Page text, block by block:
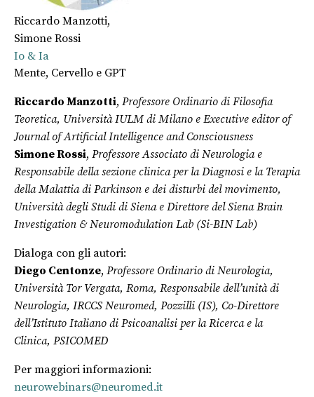
Riccardo Manzotti,
Simone Rossi
Io & Ia
Mente, Cervello e GPT
Riccardo Manzotti, Professore Ordinario di Filosofia
Teoretica, Università IULM di Milano e Executive editor of
Journal of Artificial Intelligence and Consciousness
Simone Rossi, Professore Associato di Neurologia e
Responsabile della sezione clinica per la Diagnosi e la Terapia
della Malattia di Parkinson e dei disturbi del movimento,
Università degli Studi di Siena e Direttore del Siena Brain
Investigation & Neuromodulation Lab (Si-BIN Lab)
Dialoga con gli autori:
Diego Centonze, Professore Ordinario di Neurologia,
Università Tor Vergata, Roma, Responsabile dell’unità di
Neurologia, IRCCS Neuromed, Pozzilli (IS), Co-Direttore
dell’Istituto Italiano di Psicoanalisi per la Ricerca e la
Clinica, PSICOMED
Per maggiori informazioni:
neurowebinars@neuromed.it